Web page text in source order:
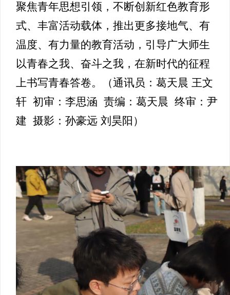
聚焦青年思想引领，不断创新红色教育形
式、丰富活动载体，推出更多接地气、有
温度、有力量的教育活动，引导广大师生
以青春之我、奋斗之我，在新时代的征程
上书写青春答卷。（通讯员：葛天晨 王文
轩 初审：李思涵 责编：葛天晨 终审：尹
建 摄影：孙豪远 刘昊阳）